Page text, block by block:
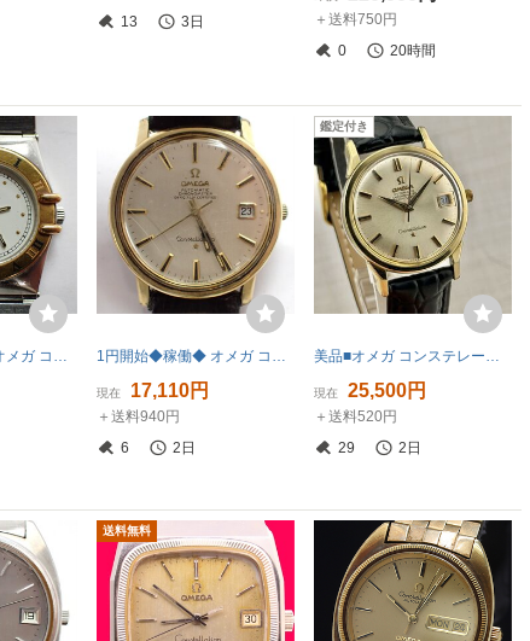
13
3日
＋送料750円
0
20時間
1円開始◆稼働◆ オメガ コンステレーション ホワイト クオーツ レディース 腕時計 AI68503 1円開始◆稼働◆ オメガ コンステレーション シルバー 自動巻き ユニセックス 腕時計 AJ00504
現在 17,110円
＋送料940円
6
2日
鑑定付き
美品■オメガ コンステレーション■デイト付きクロノメーター 自動巻き 稼働品 アンティーク メンズ キャップゴールド 168.005
現在 25,500円
＋送料520円
29
2日
送料無料